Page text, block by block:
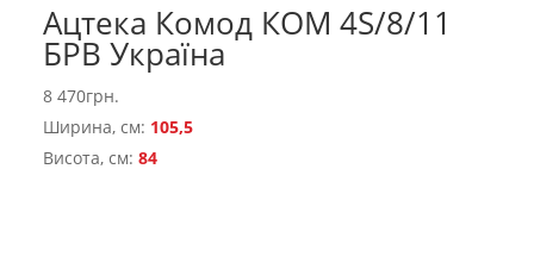
Ацтека Комод КОМ 4S/8/11
БРВ Україна
8 470грн.
Ширина, см: 105,5
Висота, см:84